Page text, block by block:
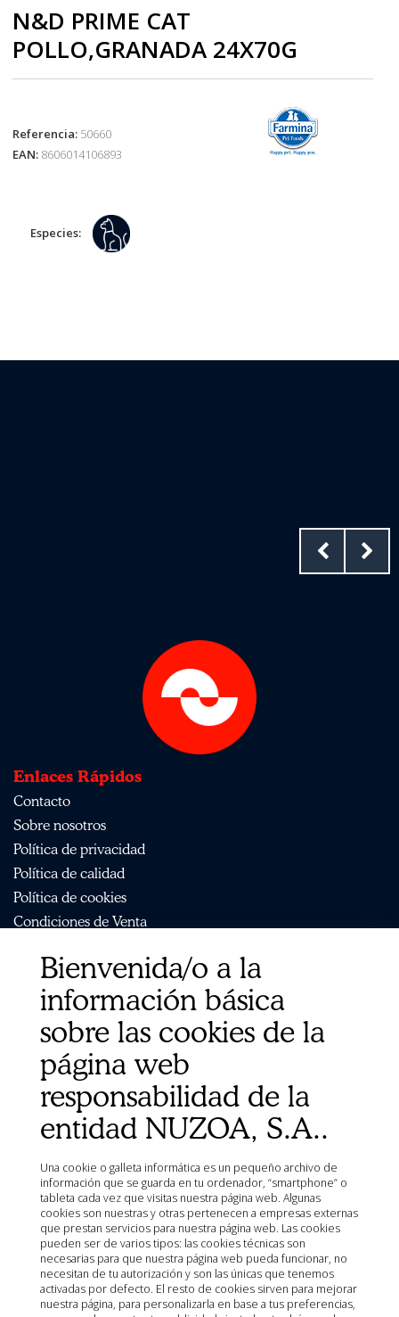
N&D PRIME CAT
POLLO,GRANADA 24X70G
Referencia: 50660
EAN: 8606014106893
Especies:
Enlaces Rápidos
Contacto
Sobre nosotros
Política de privacidad
Política de calidad
Política de cookies
Condiciones de Venta
Mapa del sitio
Organismos
Ambiente (MAPA)
Sanitarios (AEMPS)
veterinarios CIMAVET
Bienvenida/o a la
información básica
sobre las cookies de la
página web
responsabilidad de la
entidad NUZOA, S.A..
Una cookie o galleta informática es un pequeño archivo de
información que se guarda en tu ordenador, “smartphone” o
tableta cada vez que visitas nuestra página web. Algunas
cookies son nuestras y otras pertenecen a empresas externas
que prestan servicios para nuestra página web. Las cookies
pueden ser de varios tipos: las cookies técnicas son
necesarias para que nuestra página web pueda funcionar, no
necesitan de tu autorización y son las únicas que tenemos
activadas por defecto. El resto de cookies sirven para mejorar
nuestra página, para personalizarla en base a tus preferencias,